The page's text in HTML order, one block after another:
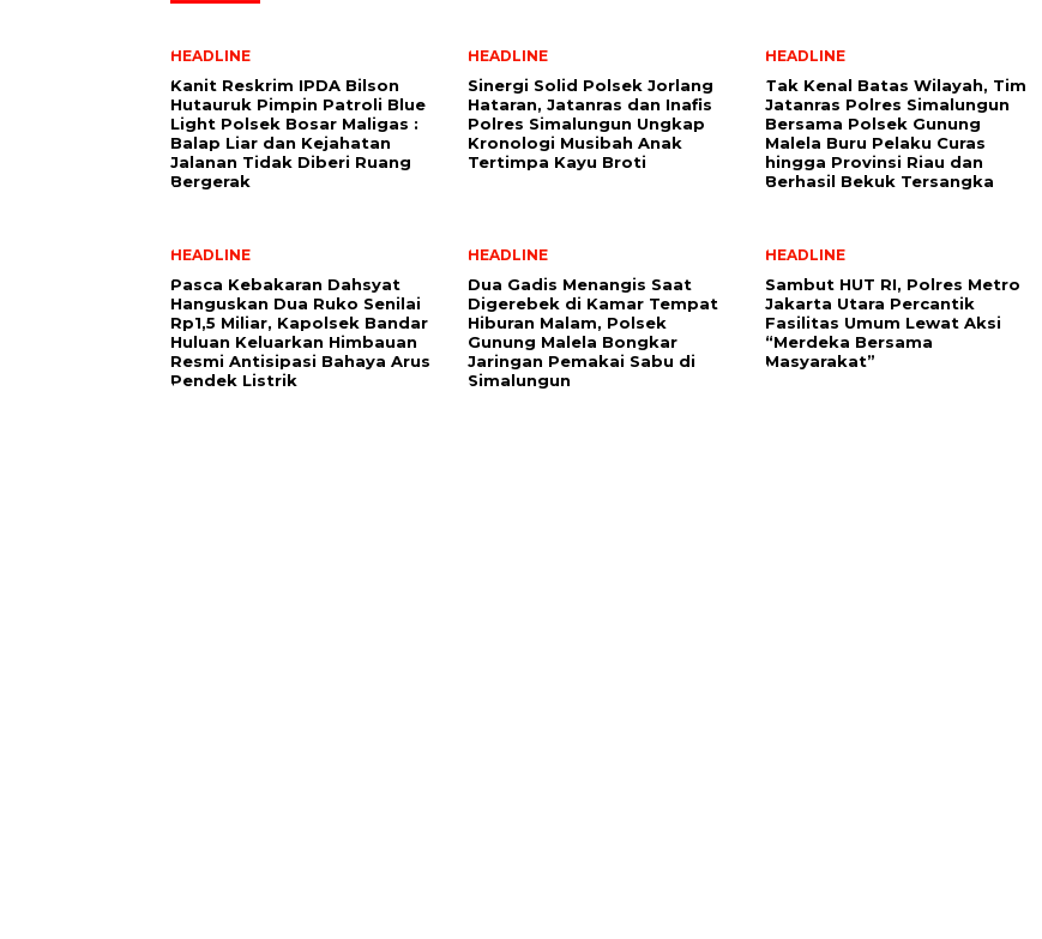
HEADLINE
Kanit Reskrim IPDA Bilson
Hutauruk Pimpin Patroli Blue
Light Polsek Bosar Maligas :
Balap Liar dan Kejahatan
Jalanan Tidak Diberi Ruang
Bergerak
HEADLINE
Sinergi Solid Polsek Jorlang
Hataran, Jatanras dan Inafis
Polres Simalungun Ungkap
Kronologi Musibah Anak
Tertimpa Kayu Broti
HEADLINE
Tak Kenal Batas Wilayah, Tim
Jatanras Polres Simalungun
Bersama Polsek Gunung
Malela Buru Pelaku Curas
hingga Provinsi Riau dan
Berhasil Bekuk Tersangka
HEADLINE
Pasca Kebakaran Dahsyat
Hanguskan Dua Ruko Senilai
Rp1,5 Miliar, Kapolsek Bandar
Huluan Keluarkan Himbauan
Resmi Antisipasi Bahaya Arus
Pendek Listrik
HEADLINE
Dua Gadis Menangis Saat
Digerebek di Kamar Tempat
Hiburan Malam, Polsek
Gunung Malela Bongkar
Jaringan Pemakai Sabu di
Simalungun
HEADLINE
Sambut HUT RI, Polres Metro
Jakarta Utara Percantik
Fasilitas Umum Lewat Aksi
“Merdeka Bersama
Masyarakat”